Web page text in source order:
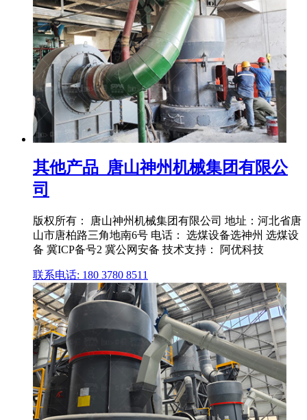
其他产品_唐山神州机械集团有限公
司
版权所有： 唐山神州机械集团有限公司 地址：河北省唐
山市唐柏路三角地南6号 电话： 选煤设备选神州 选煤设
备 冀ICP备号2 冀公网安备 技术支持： 阿优科技
联系电话: 180 3780 8511